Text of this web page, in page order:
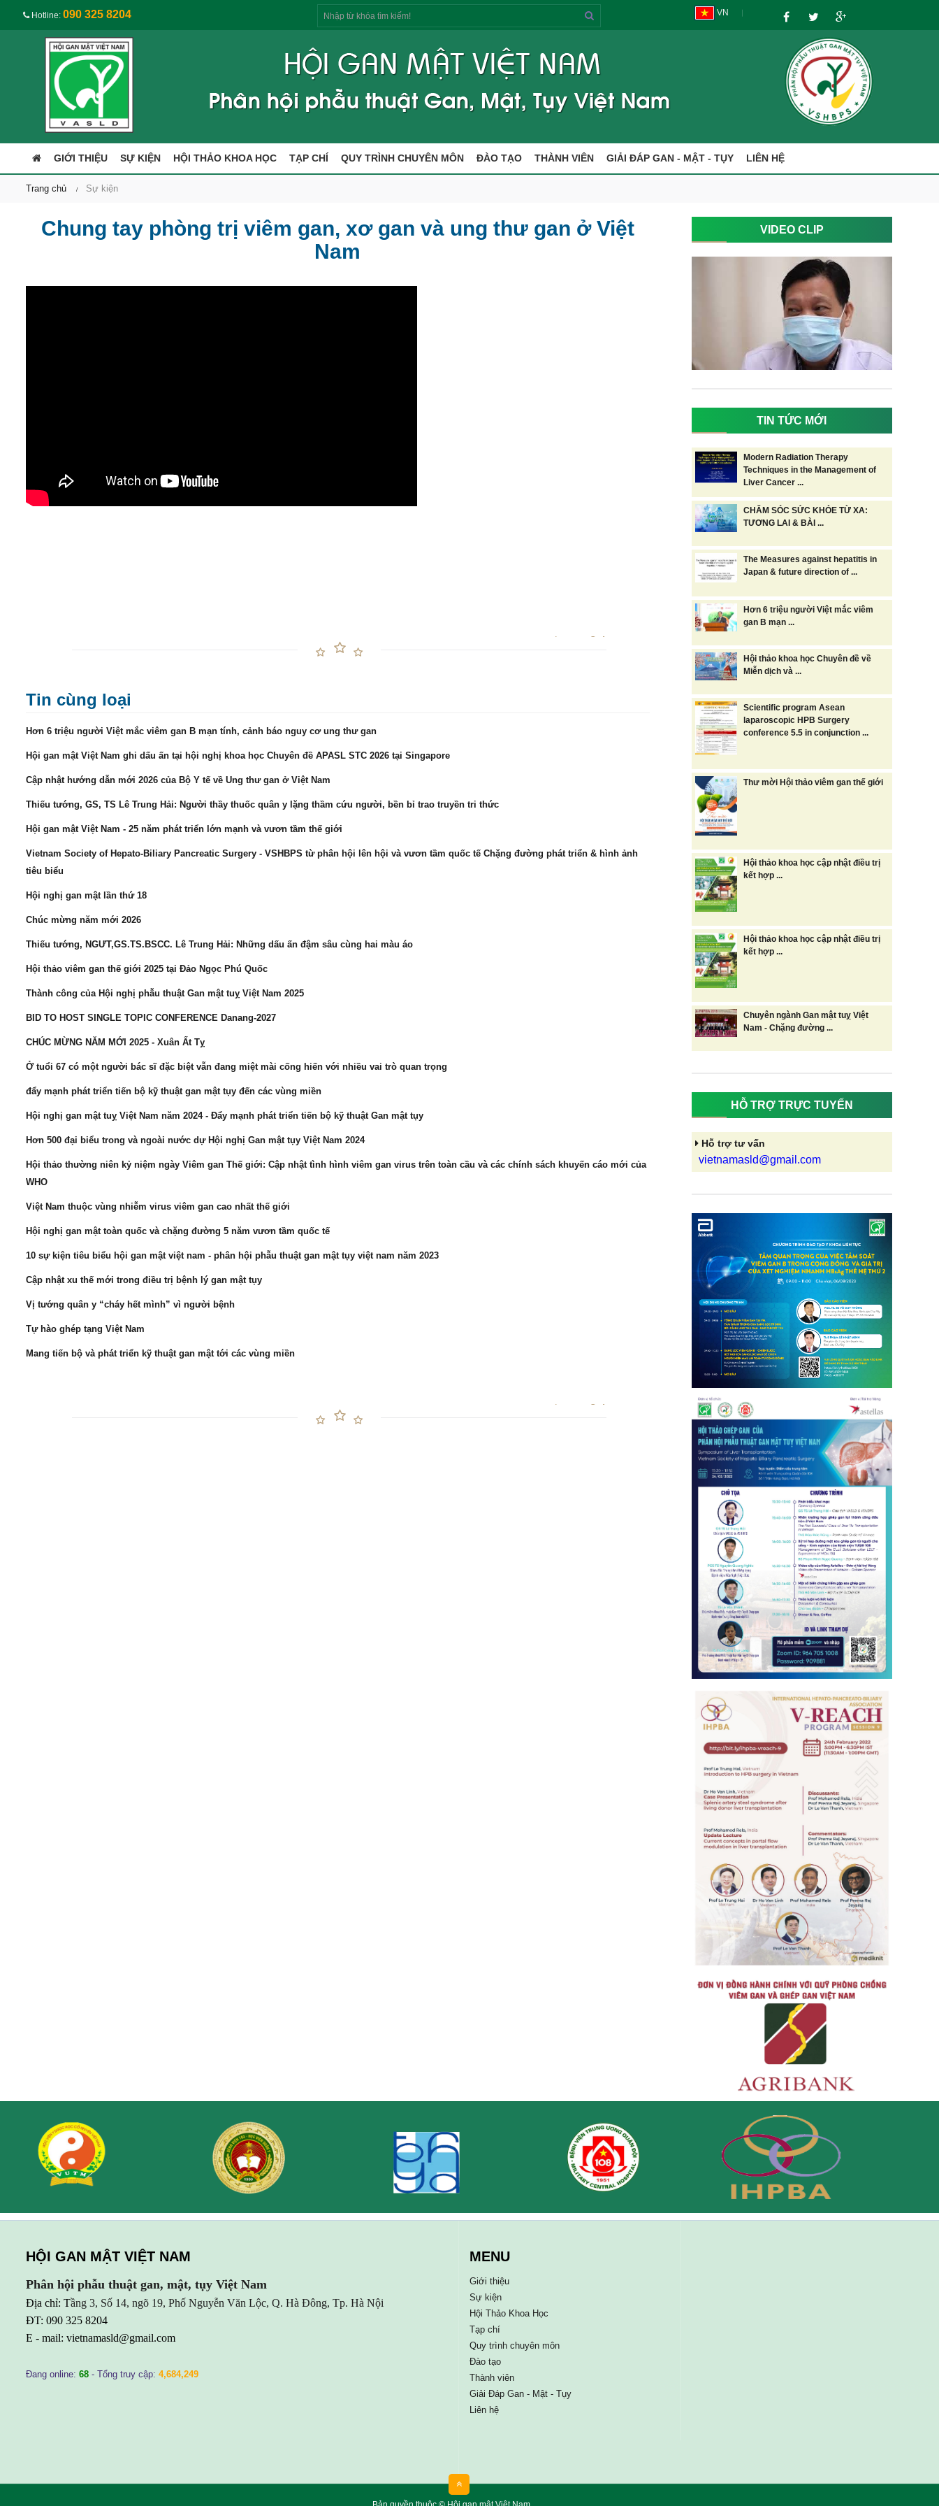
Hotline: 090 325 8204
Tìm
kiếm
VN
GIỚI THIỆU SỰ KIỆN HỘI THẢO KHOA HỌC TẠP CHÍ QUY TRÌNH CHUYÊN MÔN ĐÀO TẠO THÀNH VIÊN GIẢI ĐÁP GAN - MẬT - TỤY LIÊN HỆ
Trang chủ Sự kiện
Chung tay phòng trị viêm gan, xơ gan và ung thư gan ở Việt
Nam
Tin cùng loại
Hơn 6 triệu người Việt mắc viêm gan B mạn tính, cảnh báo nguy cơ ung thư gan
Hội gan mật Việt Nam ghi dấu ấn tại hội nghị khoa học Chuyên đề APASL STC 2026 tại Singapore
Cập nhật hướng dẫn mới 2026 của Bộ Y tế về Ung thư gan ở Việt Nam
Thiếu tướng, GS, TS Lê Trung Hải: Người thầy thuốc quân y lặng thầm cứu người, bền bỉ trao truyền tri thức
Hội gan mật Việt Nam - 25 năm phát triển lớn mạnh và vươn tầm thế giới
Vietnam Society of Hepato-Biliary Pancreatic Surgery - VSHBPS từ phân hội lên hội và vươn tầm quốc tế Chặng đường phát triển & hình ảnh
tiêu biểu
Hội nghị gan mật lần thứ 18
Chúc mừng năm mới 2026
Thiếu tướng, NGƯT,GS.TS.BSCC. Lê Trung Hải: Những dấu ấn đậm sâu cùng hai màu áo
Hội thảo viêm gan thế giới 2025 tại Đảo Ngọc Phú Quốc
Thành công của Hội nghị phẫu thuật Gan mật tuỵ Việt Nam 2025
BID TO HOST SINGLE TOPIC CONFERENCE Danang-2027
CHÚC MỪNG NĂM MỚI 2025 - Xuân Ất Tỵ
Ở tuổi 67 có một người bác sĩ đặc biệt vẫn đang miệt mài cống hiến với nhiều vai trò quan trọng
đẩy mạnh phát triển tiến bộ kỹ thuật gan mật tụy đến các vùng miền
Hội nghị gan mật tuỵ Việt Nam năm 2024 - Đẩy mạnh phát triển tiến bộ kỹ thuật Gan mật tụy
Hơn 500 đại biểu trong và ngoài nước dự Hội nghị Gan mật tụy Việt Nam 2024
Hội thảo thường niên kỷ niệm ngày Viêm gan Thế giới: Cập nhật tình hình viêm gan virus trên toàn cầu và các chính sách khuyến cáo mới của
WHO
Việt Nam thuộc vùng nhiễm virus viêm gan cao nhất thế giới
Hội nghị gan mật toàn quốc và chặng đường 5 năm vươn tầm quốc tế
10 sự kiện tiêu biểu hội gan mật việt nam - phân hội phẫu thuật gan mật tụy việt nam năm 2023
Cập nhật xu thế mới trong điều trị bệnh lý gan mật tụy
Vị tướng quân y “cháy hết mình” vì người bệnh
Tự hào ghép tạng Việt Nam
Mang tiến bộ và phát triển kỹ thuật gan mật tới các vùng miền
VIDEO CLIP
TIN TỨC MỚI
Modern Radiation Therapy
Techniques in the Management of
Liver Cancer ...
CHĂM SÓC SỨC KHỎE TỪ XA:
TƯƠNG LAI & BÀI ...
The Measures against hepatitis in
Japan & future direction of ...
Hơn 6 triệu người Việt mắc viêm
gan B mạn ...
Hội thảo khoa học Chuyên đề về
Miễn dịch và ...
Scientific program Asean
laparoscopic HPB Surgery
conference 5.5 in conjunction ...
Thư mời Hội thảo viêm gan thế giới
Hội thảo khoa học cập nhật điều trị
kết hợp ...
Hội thảo khoa học cập nhật điều trị
kết hợp ...
Chuyên ngành Gan mật tuỵ Việt
Nam - Chặng đường ...
HỖ TRỢ TRỰC TUYẾN
Hỗ trợ tư vấn
vietnamasld@gmail.com
HỘI GAN MẬT VIỆT NAM
Phân hội phẫu thuật gan, mật, tụy Việt Nam
Địa chỉ: Tầng 3, Số 14, ngõ 19, Phố Nguyễn Văn Lộc, Q. Hà Đông, Tp. Hà Nội
ĐT: 090 325 8204
E - mail: vietnamasld@gmail.com
Đang online: 68 - Tổng truy cập: 4,684,249
MENU
Giới thiệu
Sự kiện
Hội Thảo Khoa Học
Tạp chí
Quy trình chuyên môn
Đào tạo
Thành viên
Giải Đáp Gan - Mật - Tụy
Liên hệ